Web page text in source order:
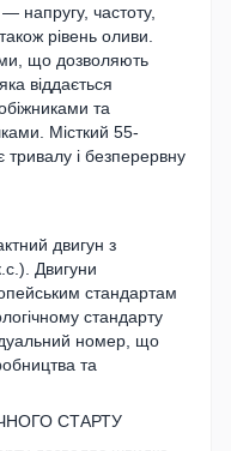
напругу, частоту,
рівень оливи.
що дозволяють
віддається
та
Місткий 55-
тривалу і безперервну
двигун з
Двигуни
стандартам
стандарту
номер, що
та
СТАРТУ